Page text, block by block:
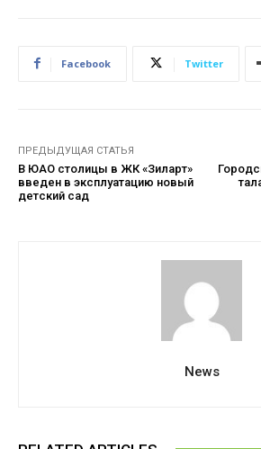
Facebook Twitter
ПРЕДЫДУЩАЯ СТАТЬЯ
В ЮАО столицы в ЖК «Зиларт»
введен в эксплуатацию новый
детский сад
News